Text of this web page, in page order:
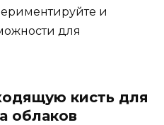
и
для
кисть для
облаков